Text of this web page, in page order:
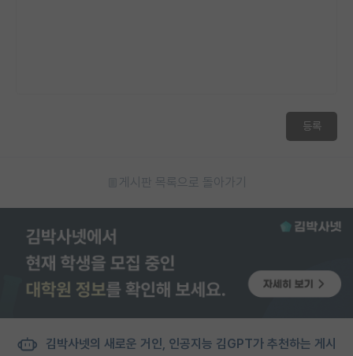
등록
게시판 목록으로 돌아가기
김박사넷의 새로운 거인, 인공지능 김GPT가 추천하는 게시